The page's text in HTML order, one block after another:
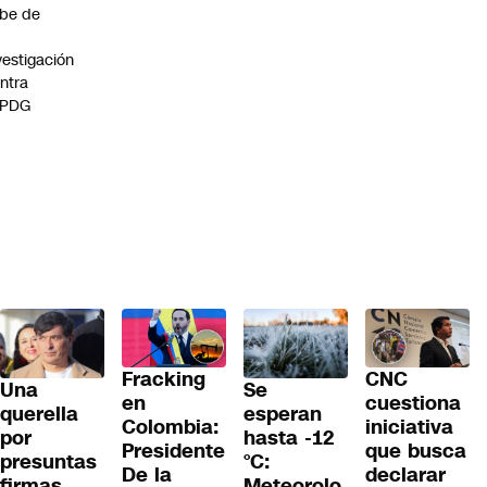
de
Una
querella
por
presuntas
Fracking
en
Colombia:
Presidente
De la
Se
esperan
hasta -12
°C:
CNC
cuestiona
iniciativa
que busca
declarar